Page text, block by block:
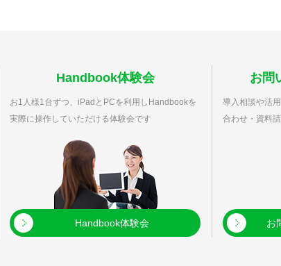
Handbook体験会
お1人様1台ずつ、iPadとPCを利用しHandbookを
実際に操作していただける体験会です
Handbook体験会
お問
導入相談や活
合わせ・資料
お